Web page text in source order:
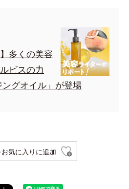
多くの美容
ビスの力
グオイル」が登場
気に入りに追加